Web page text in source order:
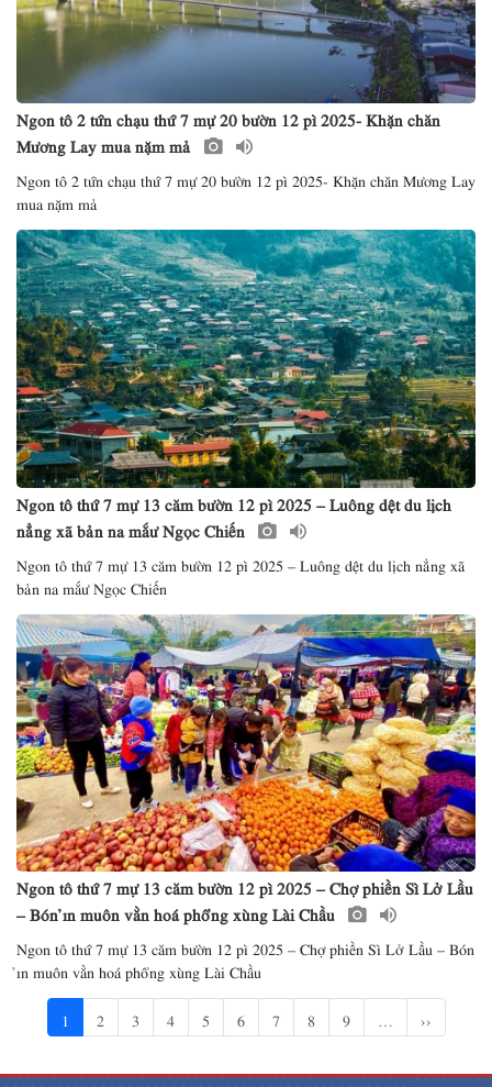
Ngon tô 2 tứn chạu thứ 7 mự 20 bườn 12 pì 2025- Khặn chăn
Mương Lay mua nặm mả
Ngon tô 2 tứn chạu thứ 7 mự 20 bườn 12 pì 2025- Khặn chăn Mương Lay
mua nặm mả
Ngon tô thứ 7 mự 13 căm bườn 12 pì 2025 – Luông dệt du lịch
nẳng xã bản na mắư Ngọc Chiến
Ngon tô thứ 7 mự 13 căm bườn 12 pì 2025 – Luông dệt du lịch nẳng xã
bản na mắư Ngọc Chiến
Ngon tô thứ 7 mự 13 căm bườn 12 pì 2025 – Chợ phiền Sì Lở Lầu
– Bón ỉn muôn vằn hoá phổng xùng Lài Chầu
Ngon tô thứ 7 mự 13 căm bườn 12 pì 2025 – Chợ phiền Sì Lở Lầu – Bón
ỉn muôn vằn hoá phổng xùng Lài Chầu
1
2 3 4 5 6 7 8 9 ››